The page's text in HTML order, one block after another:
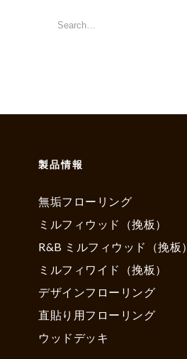
製品情報
無垢フローリング
ミルフィウッド（挽板）
R&B ミルフィウッド（挽板）
ミルフィワイド（挽板）
デザインフローリング
直貼り用フローリング
ウッドデッキ